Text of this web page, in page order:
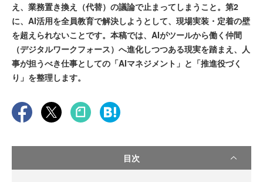
え、業務置き換え（代替）の議論で止まってしまうこと。第2
に、AI活用を全員教育で解決しようとして、現場実装・定着の壁
を超えられないことです。本稿では、AIがツールから働く仲間
（デジタルワークフォース）へ進化しつつある現実を踏まえ、人
事が担うべき仕事としての「AIマネジメント」と「推進役づく
り」を整理します。
目次